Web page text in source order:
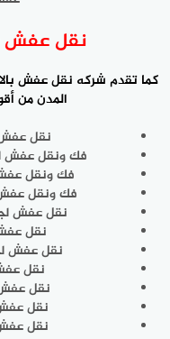
نقل عفش
كما تقدم شركه نقل عفش
المدنمن
نقل عفش
فك ونقل عفش
فك ونقل عفش
فك ونقل عفش
نقل عفش
نقل
نقل عفش
نقل
نقل عفش
نقل عفش
نقل عفش